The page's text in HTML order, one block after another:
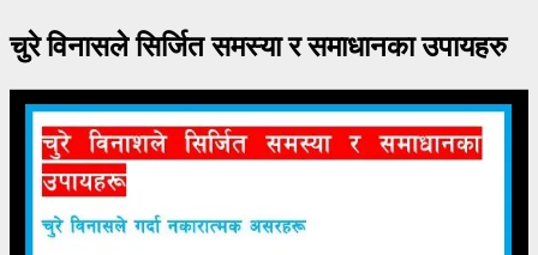
चुरे विनासले सिर्जित समस्या र समाधानका उपायहरु